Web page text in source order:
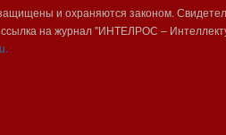
и охраняются законом.
на журнал "ИНТЕЛРОС –